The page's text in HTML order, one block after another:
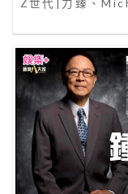
Z世代|力臻、